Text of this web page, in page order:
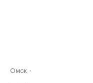
Омск